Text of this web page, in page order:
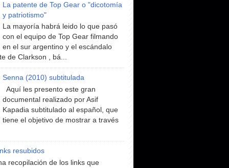
La patente de Top Gear o "dicotomía
y patriotismo"
La mayoría habrá leido lo que pasó
con el equipo de Top Gear filmando
en el sur argentino y el escándalo
de Clarkson , bá...
Senna (2010) subtitulada
Aquí les presento este gran
documental realizado por Asif
Kapadia subtitulado al español, que
tiene el objetivo de mostrar a través
resubidos
recopilación de los links que